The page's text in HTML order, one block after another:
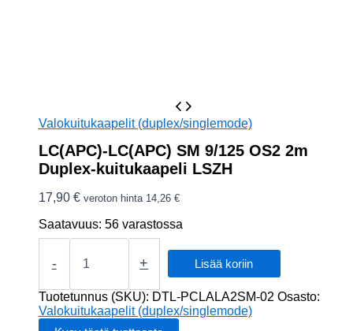
Valokuitukaapelit (duplex/singlemode)
LC(APC)-LC(APC) SM 9/125 OS2 2m
Duplex-kuitukaapeli LSZH
17,90 € veroton hinta 14,26 €
Saatavuus: 56 varastossa
-
LC(APC)-
9/125
OS2
2m
+ Lisää koriin
Tuotetunnus (SKU): DTL-PCLALA2SM-02 Osasto:
Valokuitukaapelit (duplex/singlemode)